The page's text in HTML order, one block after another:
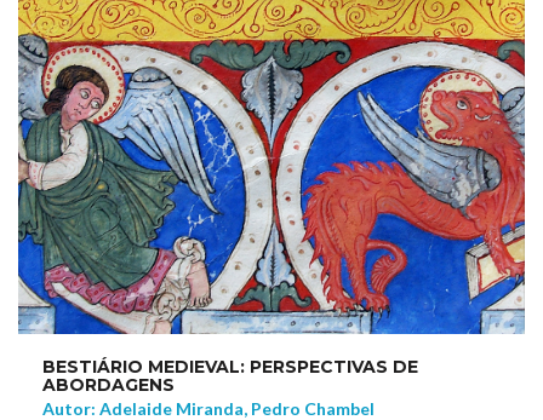
BESTIÁRIO MEDIEVAL: PERSPECTIVAS DE
ABORDAGENS
Autor: Adelaide Miranda, Pedro Chambel